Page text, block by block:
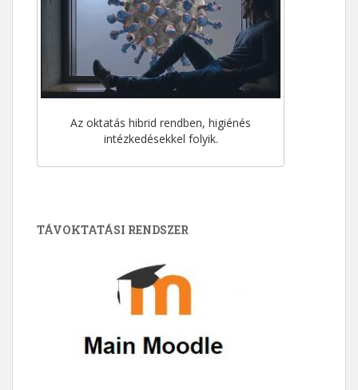
Az oktatás hibrid rendben, higiénés
intézkedésekkel folyik.
TÁVOKTATÁSI RENDSZER